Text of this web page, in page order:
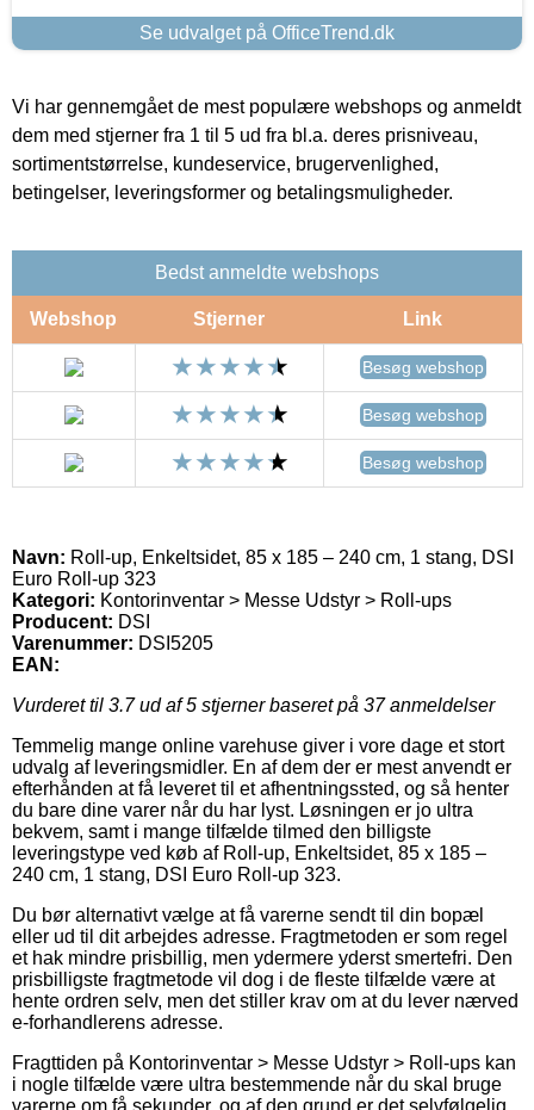
Se udvalget på OfficeTrend.dk
Vi har gennemgået de mest populære webshops og anmeldt
dem med stjerner fra 1 til 5 ud fra bl.a. deres prisniveau,
sortimentstørrelse, kundeservice, brugervenlighed,
betingelser, leveringsformer og betalingsmuligheder.
Bedst anmeldte webshops
Webshop Stjerner Link
Besøg webshop
Besøg webshop
Besøg webshop
Navn: Roll-up, Enkeltsidet, 85 x 185 – 240 cm, 1 stang, DSI
Euro Roll-up 323
Kategori: Kontorinventar > Messe Udstyr > Roll-ups
Producent: DSI
Varenummer: DSI5205
EAN:
Vurderet til 3.7ud af 5 stjerner baseret på 37anmeldelser
Temmelig mange online varehuse giver i vore dage et stort
udvalg af leveringsmidler. En af dem der er mest anvendt er
efterhånden at få leveret til et afhentningssted, og så henter
du bare dine varer når du har lyst. Løsningen er jo ultra
bekvem, samt i mange tilfælde tilmed den billigste
leveringstype ved køb af Roll-up, Enkeltsidet, 85 x 185 –
240 cm, 1 stang, DSI Euro Roll-up 323.
Du bør alternativt vælge at få varerne sendt til din bopæl
eller ud til dit arbejdes adresse. Fragtmetoden er som regel
et hak mindre prisbillig, men ydermere yderst smertefri. Den
prisbilligste fragtmetode vil dog i de fleste tilfælde være at
hente ordren selv, men det stiller krav om at du lever nærved
e-forhandlerens adresse.
Fragttiden på Kontorinventar > Messe Udstyr > Roll-ups kan
i nogle tilfælde være ultra bestemmende når du skal bruge
varerne om få sekunder, og af den grund er det selvfølgelig